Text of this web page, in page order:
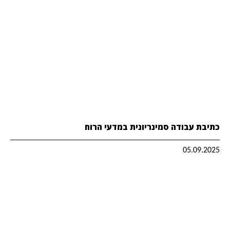
כתיבת עבודה סמינריונית במדעי הרוח
05.09.2025